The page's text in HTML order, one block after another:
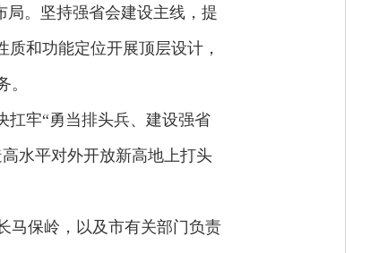
局。坚持强省会建设主线，提
和功能定位开展顶层设计，
扛牢“勇当排头兵、建设强省
水平对外开放新高地上打头
马保岭，以及市有关部门负责